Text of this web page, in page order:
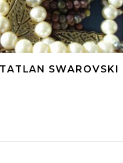
SWAROVSKI